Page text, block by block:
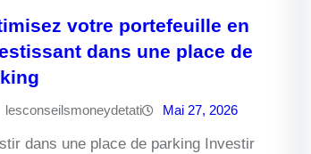
votre portefeuille en
dans une place de
lesconseilsmoneydetati Mai 27, 2026
dans une place de parking Investir